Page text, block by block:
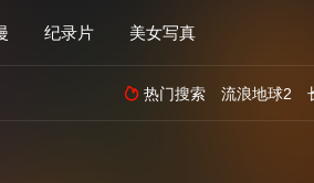
纪录片 美女写真
 热门搜索 流浪地球2